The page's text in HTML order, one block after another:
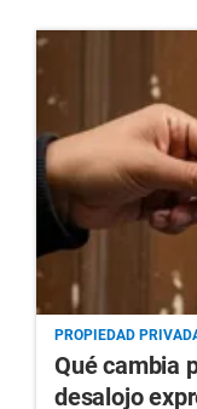
PROPIEDAD
Qué cambia
desalojo